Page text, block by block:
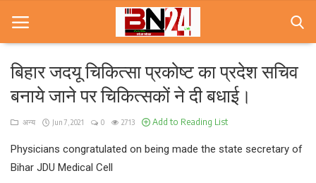
Home
खेल
बिहार जदयू चिकित्सा प्रकोष्ट का प्रदेश सचिव
बनाये जाने पर चिकित्सकों ने दी बधाई।
अन्य Jun 7, 2021 0 2713 Add to Reading List
Physicians congratulated on being made the state secretary of
Bihar JDU Medical Cell